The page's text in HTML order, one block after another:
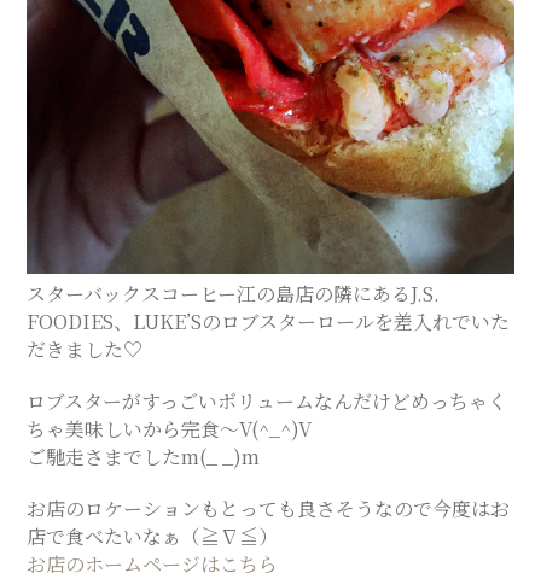
サ
ロ
ン
｜
SAYU
CHIGASAKI
SALON
スターバックスコーヒー江の島店の隣にあるJ.S.
FOODIES、LUKE’Sのロブスターロールを差入れでいた
だきました♡
ロブスターがすっごいボリュームなんだけどめっちゃく
ちゃ美味しいから完食〜V(^_^)V
ご馳走さまでしたm(_ _)m
お店のロケーションもとっても良さそうなので今度はお
店で食べたいなぁ（≧∇≦）
お店のホームページはこちら